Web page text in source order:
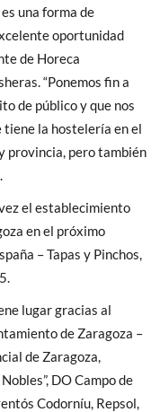
una forma de
oportunidad
de Horeca
“Ponemos fin a
de público y que nos
la hostelería en el
provincia, pero también
el establecimiento
en el próximo
– Tapas y Pinchos,
lugar gracias al
de Zaragoza –
de Zaragoza,
DO Campo de
Codorníu, Repsol,